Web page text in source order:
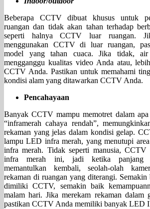
Beberapa CCTV dibuat khusus untuk
ruangan dan tidak akan tahan terhadap
seperti halnya CCTV luar ruangan.
menggunakan CCTV di luar ruangan,
model yang tahan cuaca. Jika tidak,
mengganggu kualitas video Anda atau,
CCTV Anda. Pastikan untuk memahami
kondisi alam yang ditawarkan CCTV Anda.
Pencahayaan
Banyak CCTV mampu memotret dalam
“inframerah cahaya rendah”,
rekaman yang jelas dalam kondisi gelap.
lampu LED infra merah, yang menutupi
infra merah. Tidak seperti manusia, CCTV
infra merah ini, jadi ketika panjang
memantulkan kembali, seolah-olah
rekaman di ruangan yang diterangi.
dimiliki CCTV, semakin baik
malam hari. Jika merekam rekaman dalam
pastikan CCTV Anda memiliki banyak LED